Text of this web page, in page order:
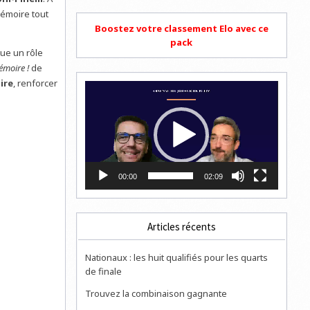
tout
un rôle
!de
, renforcer
Boostez votre classement Elo avec ce
pack
00:00 02:09
Articles récents
Nationaux : les huit qualifiés pour les quarts
de finale
Trouvez la combinaison gagnante